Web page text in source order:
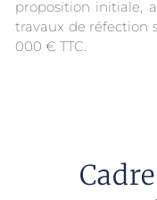
proposition initiale,
travaux de réfection
000 € TTC.